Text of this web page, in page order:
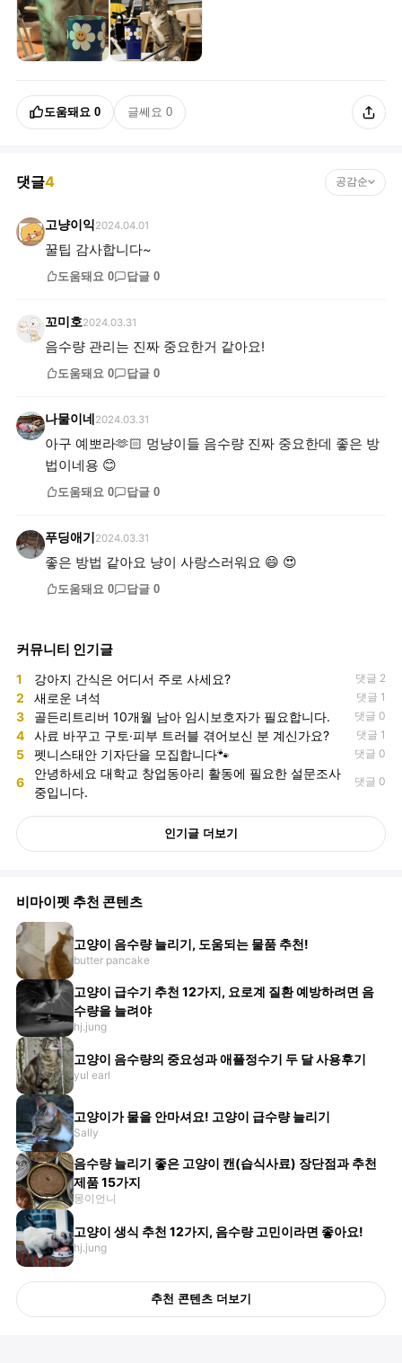
도움돼요 0 글쎄요 0
댓글4 공감순
고냥이익 2024.04.01
꿀팁 감사합니다~
도움돼요 0 답글 0
꼬미호2024.03.31
음수량 관리는 진짜 중요한거 같아요!
도움돼요 0 답글 0
나물이네 2024.03.31
아구 예뽀라🫶🏻 멍냥이들 음수량 진짜 중요한데 좋은 방
법이네용 😊
도움돼요 0 답글 0
푸딩애기 2024.03.31
좋은 방법 같아요 냥이 사랑스러워요 😄 😍
도움돼요 0 답글 0
커뮤니티 인기글
1 강아지 간식은 어디서 주로 사세요? 댓글 2
2 새로운 녀석 댓글 1
3 골든리트리버 10개월 남아 임시보호자가 필요합니다. 댓글 0
4 사료 바꾸고 구토·피부 트러블 겪어보신 분 계신가요? 댓글 1
5 펫니스태안 기자단을 모집합니다🐾 댓글 0
6
안녕하세요 대학교 창업동아리 활동에 필요한 설문조사
중입니다.
댓글 0
인기글 더보기
비마이펫 추천 콘텐츠
고양이 음수량 늘리기, 도움되는 물품 추천!
butter pancake
고양이 급수기 추천 12가지, 요로계 질환 예방하려면 음
수량을 늘려야
hj.jung
고양이 음수량의 중요성과 애플정수기 두 달 사용후기
yul earl
고양이가 물을 안마셔요! 고양이 급수량 늘리기
Sally
음수량 늘리기 좋은 고양이 캔(습식사료) 장단점과 추천
제품 15가지
몽이언니
고양이 생식 추천 12가지, 음수량 고민이라면 좋아요!
hj.jung
추천 콘텐츠 더보기